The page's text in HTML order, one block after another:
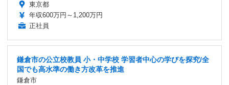
東京都
年収600万円～1,200万円
正社員
鎌倉市の公立校教員 小・中学校 学習者中心の学びを探究/全
国でも高水準の働き方改革を推進
鎌倉市